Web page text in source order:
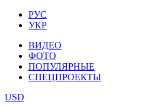
РУС
УКР
ВИДЕО
ФОТО
ПОПУЛЯРНЫЕ
СПЕЦПРОЕКТЫ
USD